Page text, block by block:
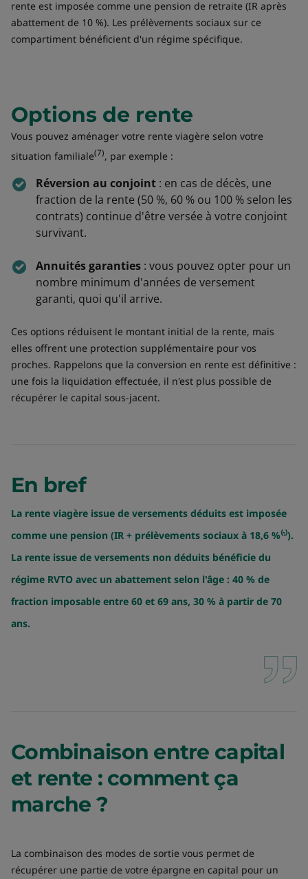
rente est imposée comme une pension de retraite (IR après
abattement de 10 %). Les prélèvements sociaux sur ce
compartiment bénéficient d'un régime spécifique.
Options de rente
Vous pouvez aménager votre rente viagère selon votre
situation familiale(7), par exemple :
Réversion au conjoint : en cas de décès, une
fraction de la rente (50 %, 60 % ou 100 % selon les
contrats) continue d'être versée à votre conjoint
survivant.
Annuités garanties : vous pouvez opter pour un
nombre minimum d'années de versement
garanti, quoi qu'il arrive.
Ces options réduisent le montant initial de la rente, mais
elles offrent une protection supplémentaire pour vos
proches. Rappelons que la conversion en rente est définitive :
une fois la liquidation effectuée, il n'est plus possible de
récupérer le capital sous-jacent.
En bref
La rente viagère issue de versements déduits est imposée
comme une pension (IR + prélèvements sociaux à 18,6 %⁽⁵⁾).
La rente issue de versements non déduits bénéficie du
régime RVTO avec un abattement selon l'âge : 40 % de
fraction imposable entre 60 et 69 ans, 30 % à partir de 70
ans.
Combinaison entre capital
et rente : comment ça
marche ?
La combinaison des modes de sortie vous permet de
récupérer une partie de votre épargne en capital pour un